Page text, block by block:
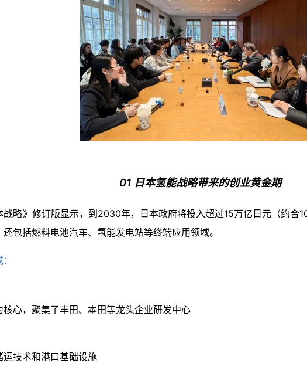
01 日本氢能战略带来的创业黄金期
略》修订版显示，到2030年，日本政府将投入超过15万亿日元（约
包括燃料电池汽车、氢能发电站等终端应用领域。
核心，聚集了丰田、本田等龙头企业研发中心
运技术和港口基础设施